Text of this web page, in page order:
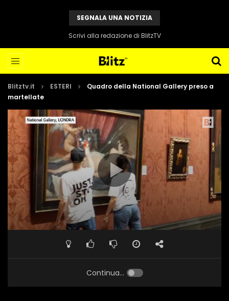
SEGNALA UNA NOTIZIA
Scrivi alla redazione di BlitzTV
Blitztv.it ESTERI
Quadro della National Gallery preso a
martellate
Continua...